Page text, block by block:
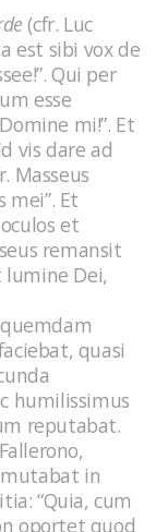
(cfr. Luc
est sibi vox de
Qui per
esse
mi!”. Et
vis dare ad
Masseus
mei”. Et
et
remansit
Dei,
quasi
humilissimus
reputabat.
in
“Quia, cum
oportet quod